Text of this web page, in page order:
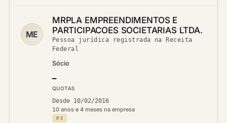
ME
MRPLA EMPREENDIMENTOS E
PARTICIPACOES SOCIETARIAS LTDA.
Pessoa jurídica registrada na Receita
Federal
Sócio
—
QUOTAS
Desde 10/02/2016
10 anos e 4 meses na empresa
PJ